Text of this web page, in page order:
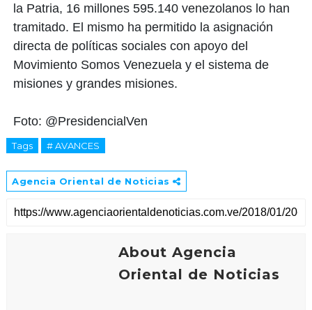
la Patria, 16 millones 595.140 venezolanos lo han
tramitado. El mismo ha permitido la asignación
directa de políticas sociales con apoyo del
Movimiento Somos Venezuela y el sistema de
misiones y grandes misiones.
Foto: @PresidencialVen
Tags # AVANCES
Agencia Oriental de Noticias
About Agencia
Oriental de Noticias